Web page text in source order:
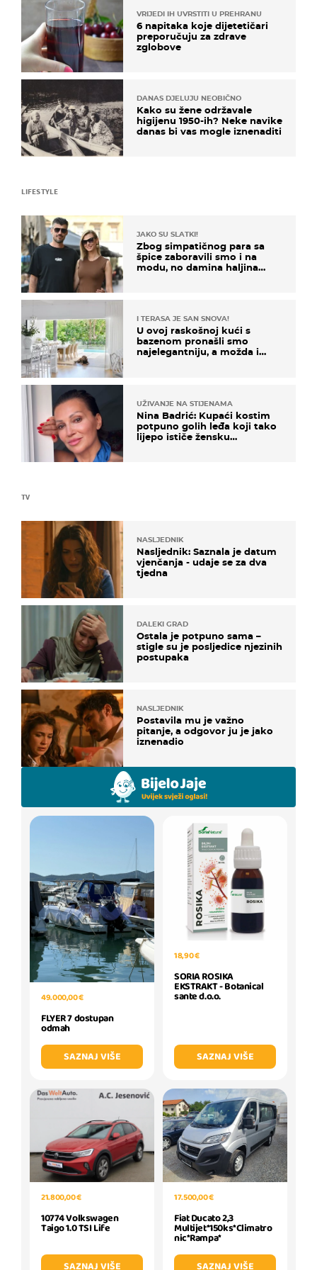
VRIJEDI IH UVRSTITI U PREHRANU
6 napitaka koje dijetetičari
preporučuju za zdrave
zglobove
DANAS DJELUJU NEOBIČNO
Kako su žene održavale
higijenu 1950-ih? Neke navike
danas bi vas mogle iznenaditi
TV
NASLJEDNIK
Nasljednik: Saznala je datum
vjenčanja - udaje se za dva
tjedna
DALEKI GRAD
Ostala je potpuno sama –
stigle su je posljedice njezinih
postupaka
NASLJEDNIK
Postavila mu je važno
pitanje, a odgovor ju je jako
iznenadio
LIFESTYLE
JAKO SU SLATKI!
Zbog simpatičnog para sa
špice zaboravili smo i na
modu, no damina haljina
I TERASA JE SAN SNOVA!
U ovoj raskošnoj kući s
bazenom pronašli smo
najelegantniju, a možda i
UŽIVANJE NA STIJENAMA
Nina Badrić: Kupaći kostim
potpuno golih leđa koji tako
lijepo ističe žensku
49.000,00 €
FLYER 7 dostupan
odmah
SAZNAJ VIŠE
18,90 €
SORIA ROSIKA
EKSTRAKT - Botanical
sante d.o.o.
SAZNAJ VIŠE
21.800,00 €
10774 Volkswagen
Taigo 1.0 TSI Life
SAZNAJ VIŠE
17.500,00 €
Fiat Ducato 2,3
Multijet*150ks*Climatro
nic*Rampa*
SAZNAJ VIŠE